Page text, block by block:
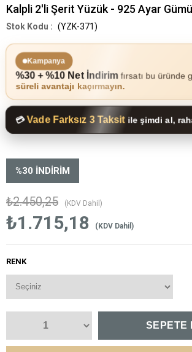
Kalpli 2'li Şerit Yüzük - 925 Ayar
(YZK-371)
Kampanya
%30 + %10 Net İndirimfırsatı bu üründe
süreli avantajı kaçırmayın.
💳Vade Farksız 3 Taksitile şimdi al,
%30 İNDIRIM
₺2.450,25 (KDV Dahil)
₺1.715,18 (KDV Dahil)
RENK